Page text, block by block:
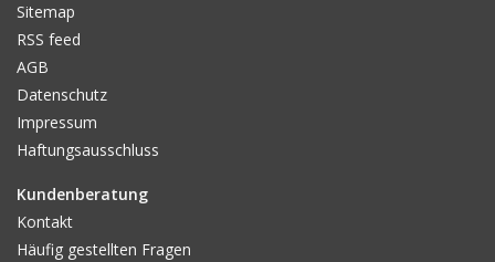
Sitemap
RSS feed
AGB
Datenschutz
Impressum
Haftungsausschluss
Kundenberatung
Kontakt
Häufig gestellten Fragen